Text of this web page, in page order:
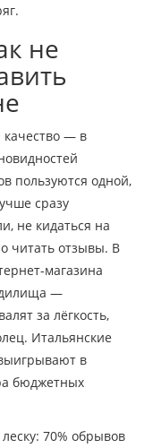
не
— в
пользуются одной,
сразу
не кидаться на
читать отзывы. В
магазина
—
за лёгкость,
Итальянские
в
бюджетных
70% обрывов